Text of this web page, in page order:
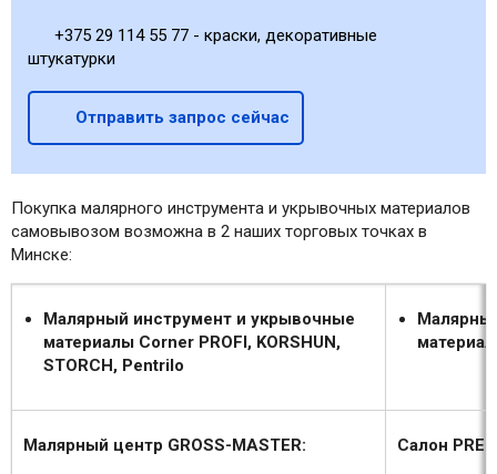
+375 29 114 55 77 - краски, декоративные
штукатурки
Отправить запрос сейчас
Покупка малярного инструмента и укрывочных материалов
самовывозом возможна в 2 наших торговых точках в
Минске:
Малярный инструмент и укрывочные
материалы Corner PROFI, KORSHUN,
STORCH, Pentrilo
Малярный центр GROSS-MASTER:
Салон